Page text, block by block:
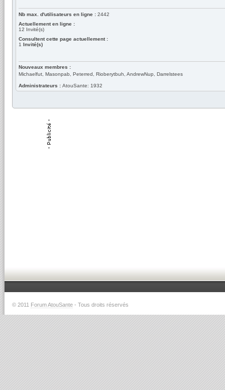
Nb max. d'utilisateurs en ligne : 2442
Actuellement en ligne :
12 Invité(s)
Consultent cette page actuellement :
1 Invité(s)
Nouveaux membres :
Michaelfut, Masonpab, Peterred, Rioberytbuh, AndrewNup, Darrelstees
Administrateurs : AtouSante: 1932
© 2011 Forum AtouSante - Tous droits réservés